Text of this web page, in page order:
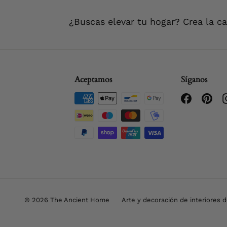
¿Buscas elevar tu hogar? Crea la
Aceptamos Síganos
Facebook
© 2026 The Ancient Home Arte y decoración de interiores